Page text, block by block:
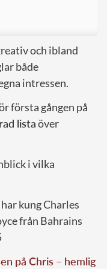
och ibland
både
intressen.
första gången på
listaöver
i vilka
kung Charles
från Bahrains
på Chris – hemlig